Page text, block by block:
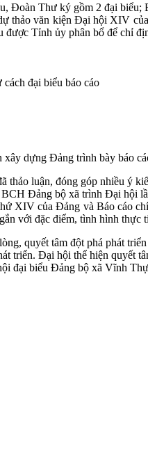
Đoàn Thư ký gồm 2 đại
thảo văn kiện Đại hội XIV
Tỉnh ủy phân bổ để chỉ
đại biểu báo cáo
dựng Đảng trình bày báo
thảo luận, đóng góp nhiều
Đảng bộ xã trình Đại hội
XIV của Đảng và Báo cáo
với đặc điểm, tình hình
quyết tâm đột phá phát
triển. Đại hội thể hiện quyết
đại biểu Đảng bộ xã Vĩnh